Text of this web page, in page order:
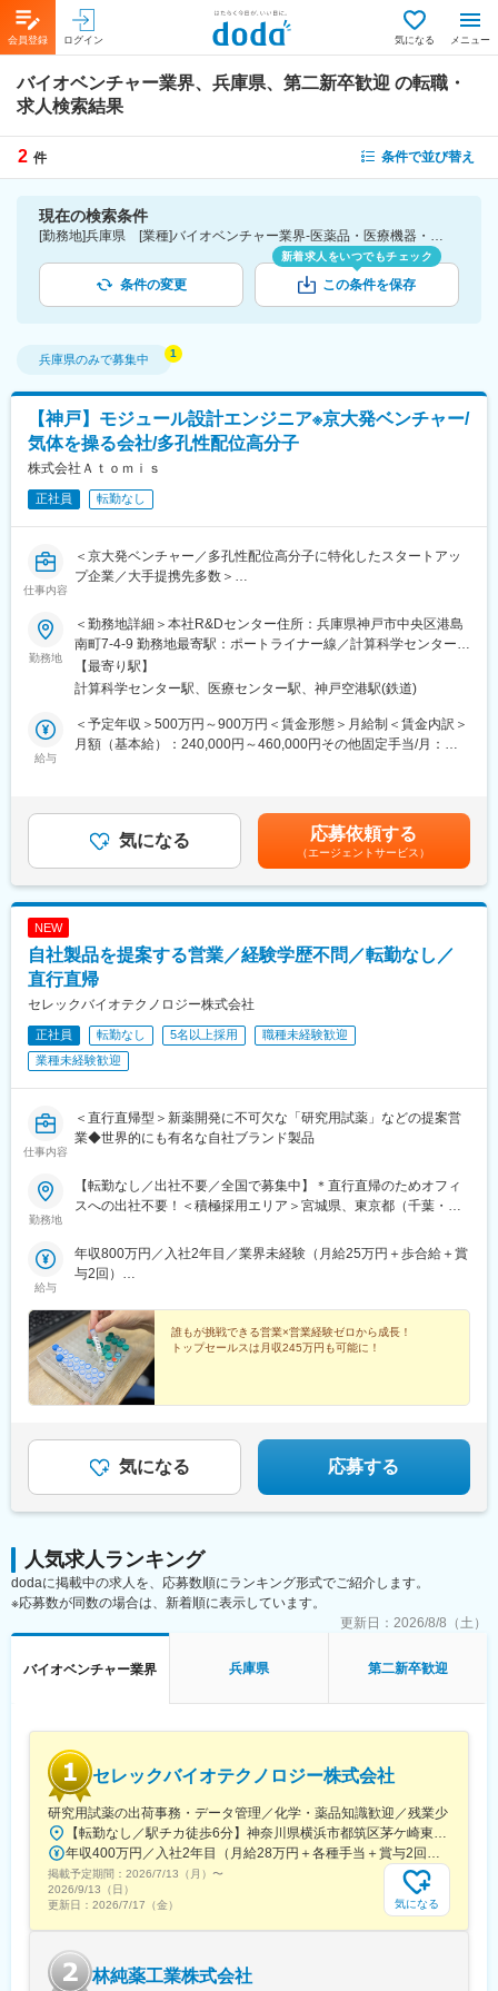
会員登録 ログイン 気になる メニュー
バイオベンチャー業界、兵庫県、第二新卒歓迎 の転職・
求人検索結果
2 件 条件で並び替え
現在の検索条件
[勤務地]兵庫県 [業種]バイオベンチャー業界-医薬品・医療機器・ライフサイエンス・医療系サービス [詳細条件](募集・採用情報)第二新卒歓迎
条件の変更
新着求人をいつでもチェック
この条件を保存
兵庫県のみで募集中
【神戸】モジュール設計エンジニア※京大発ベンチャー/
気体を操る会社/多孔性配位高分子
株式会社Ａｔｏｍｉｓ
正社員 転勤なし
仕事内容
＜京大発ベンチャー／多孔性配位高分子に特化したスタートアッ
プ企業／大手提携先多数＞
す。多孔性配位高分子は食品や医薬品・重工業等、世界中であり
とあらゆる分野での実用化が検討されています。
次世代多孔性材料の価値を高め、社会実装を目指す上では、性能
を最大限に活かすための評価装置が必要不可欠です。
ガス分離システム等、各種モジュール設計に関わるエンジニアと
して業務をお任せします。
（反応条件、滞留時間、温度、圧力など）
・装置設計
作成
※ご経験に応じて、性能評価に関する業務をご担当いただく場合が
あります。
■ポジションのやりがい・魅力：
・設計段階から組み上げまで一覧の業務をご担当いただくため、
・専門性の異なるメンバーとも意見交換しながら業務を進めてい
ただくことや、化学やエネルギー分野に限らず、幅広い業界の顧
■組織構成：
研究開発部（研究員21名、研究補助員8名）
■事業詳細：
（１）マテリアル事業：当社独自のデータベースPOROSをベース
ネスを展開中です。
（２）インパクト事業：環境エネルギーの分野で、効率性の観点
からビジネス化が非常に難しい小規模分散型のプラットフォーム
構築を目指して以下2つのプロジェクトを進行中です。
・DCCUプロジェクト（CO2分離変換モジュールの開発）：CO2
・DGRUプロジェクト（次世代高圧ガス容器の開発）：ガスボン
ベをコンパクトかつ軽量化、IoT化したCubiTanを開発し、エネル
ギーのパケット化を目指す事業です。将来的には人がいなくとも
安全かつ効率的にガスの移動供給を実現させるビジョンです。
勤務地
＜勤務地詳細＞本社R&Dセンター住所：兵庫県神戸市中央区港島
南町7-4-9 勤務地最寄駅：ポートライナー線／計算科学センター駅
受動喫煙対策：屋内全面禁煙変更の範囲：会社の定める事業所
【最寄り駅】
計算科学センター駅、医療センター駅、神戸空港駅(鉄道)
給与
＜予定年収＞500万円～900万円＜賃金形態＞月給制＜賃金内訳＞
月額（基本給）：240,000円～460,000円その他固定手当/月：
業手当＞有＜給与補足＞■その他固定手当＝住宅手当（上限
30,000円/月）■昇給：年1回■賞与：年3回（標準評価4.5ヶ月/年※
等級による）賃金はあくまでも目安の金額であり、選考を通じて
上下する可能性があります。月給(月額)は固定手当を含めた表記で
す。
気になる 応募依頼する
（エージェントサービス）
NEW
自社製品を提案する営業／経験学歴不問／転勤なし／
直行直帰
セレックバイオテクノロジー株式会社
正社員 転勤なし 5名以上採用
職種未経験歓迎
業種未経験歓迎
仕事内容
＜直行直帰型＞新薬開発に不可欠な「研究用試薬」などの提案営
業◆世界的にも有名な自社ブランド製品
勤務地
【転勤なし／出社不要／全国で募集中】＊直行直帰のためオフィ
スへの出社不要！＜積極採用エリア＞宮城県、東京都（千葉・埼
給与
年収800万円／入社2年目／業界未経験（月給25万円＋歩合給＋賞
与2回）
賞与2回）
誰もが挑戦できる営業×営業経験ゼロから成長！
トップセールスは月収245万円も可能に！
気になる 応募する
人気求人ランキング
dodaに掲載中の求人を、応募数順にランキング形式でご紹介します。
※応募数が同数の場合は、新着順に表示しています。
更新日： 2026/8/8（土）
バイオベンチャー業界 兵庫県 第二新卒歓迎
セレックバイオテクノロジー株式会社
研究用試薬の出荷事務・データ管理／化学・薬品知識歓迎／残業少
掲載予定期間： 2026/7/13（月） 〜
2026/9/13（日）
更新日： 2026/7/17（金） 気になる
林純薬工業株式会社